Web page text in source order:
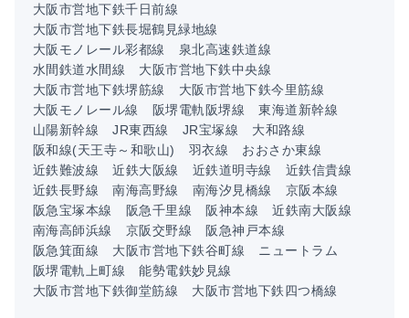
大阪市営地下鉄千日前線
大阪市営地下鉄長堀鶴見緑地線
大阪モノレール彩都線
泉北高速鉄道線
水間鉄道水間線
大阪市営地下鉄中央線
大阪市営地下鉄堺筋線
大阪市営地下鉄今里筋線
大阪モノレール線
阪堺電軌阪堺線
東海道新幹線
山陽新幹線
JR東西線 JR宝塚線
大和路線
阪和線(天王寺～和歌山)
羽衣線
おおさか東線
近鉄難波線
近鉄大阪線 近鉄道明寺線
近鉄信貴線
近鉄長野線
南海高野線 南海汐見橋線
京阪本線
阪急宝塚本線
阪急千里線 阪神本線
近鉄南大阪線
南海高師浜線
京阪交野線
阪急神戸本線
阪急箕面線
大阪市営地下鉄谷町線
ニュートラム
阪堺電軌上町線
能勢電鉄妙見線
大阪市営地下鉄御堂筋線
大阪市営地下鉄四つ橋線